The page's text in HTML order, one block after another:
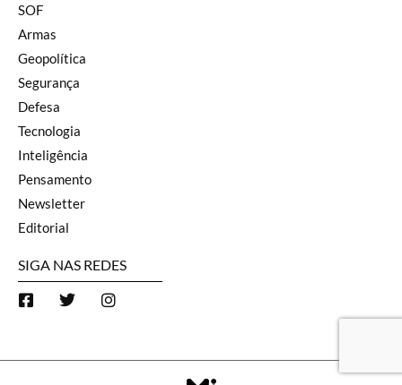
SOF
Armas
Geopolítica
Segurança
Defesa
Tecnologia
Inteligência
Pensamento
Newsletter
Editorial
SIGA NAS REDES